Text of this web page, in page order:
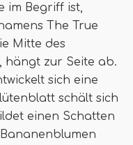
im Begriff ist,
The True
Mitte des
hängt zur Seite ab.
sich eine
schält sich
einen Schatten